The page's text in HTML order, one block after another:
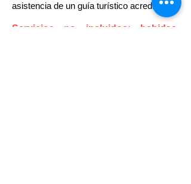
asistencia de un guía turístico acreditado.
Servicios no incluidos: bebidas,